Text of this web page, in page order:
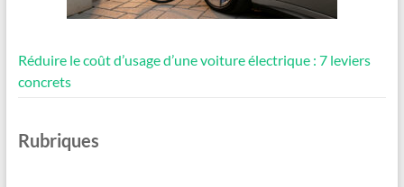
Réduire le coût d’usage d’une voiture électrique : 7 leviers
concrets
Rubriques